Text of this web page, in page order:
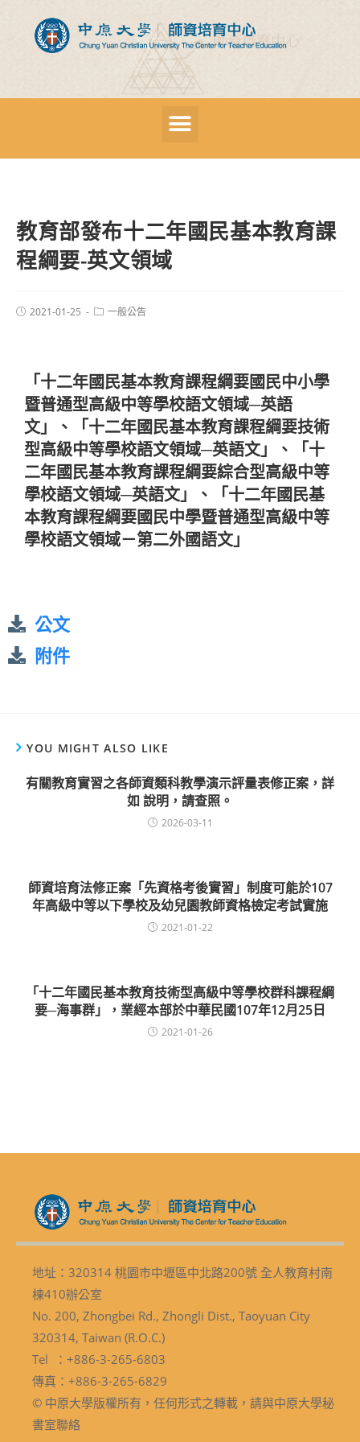
教育部發布十二年國民基本教育課
程綱要-英文領域
2021-01-25 一般公告
「十二年國民基本教育課程綱要國民中小學
暨普通型高級中等學校語文領域─英語
文」、「十二年國民基本教育課程綱要技術
型高級中等學校語文領域─英語文」、「十
二年國民基本教育課程綱要綜合型高級中等
學校語文領域─英語文」、「十二年國民基
本教育課程綱要國民中學暨普通型高級中等
學校語文領域－第二外國語文」
公文
附件
YOU MIGHT ALSO LIKE
有關教育實習之各師資類科教學演示評量表修正案，詳
如 說明，請查照。
2026-03-11
師資培育法修正案「先資格考後實習」制度可能於107
年高級中等以下學校及幼兒園教師資格檢定考試實施
2021-01-22
「十二年國民基本教育技術型高級中等學校群科課程綱
要─海事群」，業經本部於中華民國107年12月25日
2021-01-26
地址：320314 桃園市中壢區中北路200號 全人教育村南
棟410辦公室
No. 200, Zhongbei Rd., Zhongli Dist., Taoyuan City
320314, Taiwan (R.O.C.)
Tel ：+886-3-265-6803
傳真：+886-3-265-6829
© 中原大學版權所有，任何形式之轉載，請與中原大學秘
書室聯絡